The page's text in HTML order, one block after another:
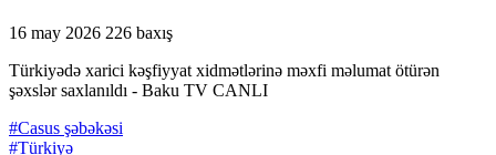
16 may 2026 226 baxış
Türkiyədə xarici kəşfiyyat xidmətlərinə məxfi məlumat ötürən
şəxslər saxlanıldı - Baku TV CANLI
#Casus şəbəkəsi
#Türkiyə